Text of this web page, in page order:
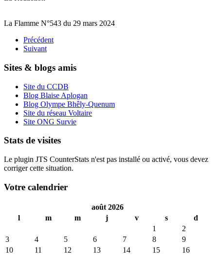
La Flamme N°543 du 29 mars 2024
Précédent
Suivant
Sites & blogs amis
Site du CCDB
Blog Blaise Aplogan
Blog Olympe Bhêly-Quenum
Site du réseau Voltaire
Site ONG Survie
Stats de visites
Le plugin JTS CounterStats n'est pas installé ou activé, vous devez
corriger cette situation.
Votre calendrier
août 2026
l
m m j v s
d
1
2
3
4 5 6 7 8
9
10
11 12 13 14 15
16